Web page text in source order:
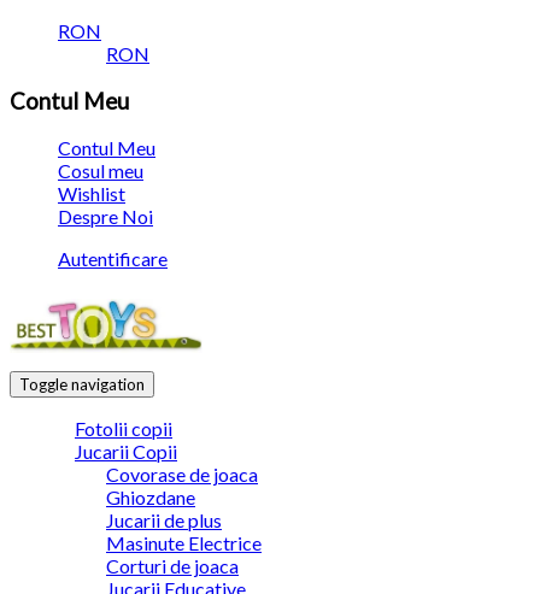
RON
RON
Contul Meu
Contul Meu
Cosul meu
Wishlist
Despre Noi
Autentificare
Toggle navigation
Fotolii copii
Jucarii Copii
Covorase de joaca
Ghiozdane
Jucarii de plus
Masinute Electrice
Corturi de joaca
Jucarii Educative